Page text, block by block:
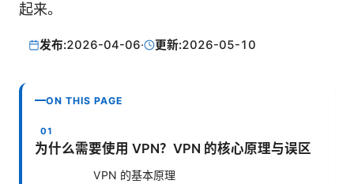
起来。
发布:2026-04-06· 更新:2026-05-10
ON THIS PAGE
为什么需要使用 VPN？VPN 的核心原理与误区
VPN 的基本原理